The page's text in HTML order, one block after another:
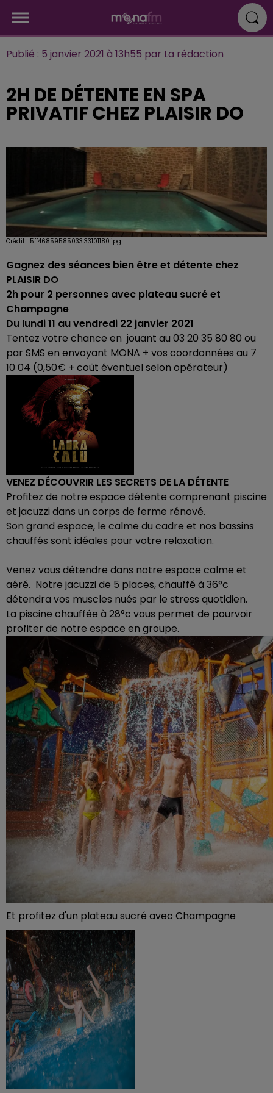
Publié : 5 janvier 2021 à 13h55 par La rédaction
2H DE DÉTENTE EN SPA
PRIVATIF CHEZ PLAISIR DO
Crédit : 5ff46859585033.33101180.jpg
Gagnez des séances bien être et détente chez
PLAISIR DO
2h pour 2 personnes avec plateau sucré et
Champagne
Du lundi 11 au vendredi 22 janvier 2021
Tentez votre chance en jouant au 03 20 35 80 80 ou
par SMS en envoyant MONA + vos coordonnées au 7
10 04 (0,50€ + coût éventuel selon opérateur)
VENEZ DÉCOUVRIR LES SECRETS DE LA DÉTENTE
Profitez de notre espace détente comprenant piscine
et jacuzzi dans un corps de ferme rénové.
Son grand espace, le calme du cadre et nos bassins
chauffés sont idéales pour votre relaxation.
Venez vous détendre dans notre espace calme et
aéré. Notre jacuzzi de 5 places, chauffé à 36°c
détendra vos muscles nués par le stress quotidien.
La piscine chauffée à 28°c vous permet de pourvoir
profiter de notre espace en groupe.
Et profitez d'un plateau sucré avec Champagne